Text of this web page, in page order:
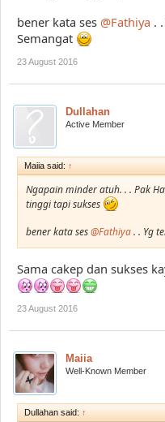
bener kata ses @Fathiya .
Semangat
23 August 2016
Dullahan
Active Member
Maiia said: ↑
Ngapain minder atuh. . . Pak
tinggi tapi sukses
bener kata ses@Fathiya. . Yg
Sama cakep dan sukses
23 August 2016
Maiia
Well-Known Member
Dullahan said: ↑